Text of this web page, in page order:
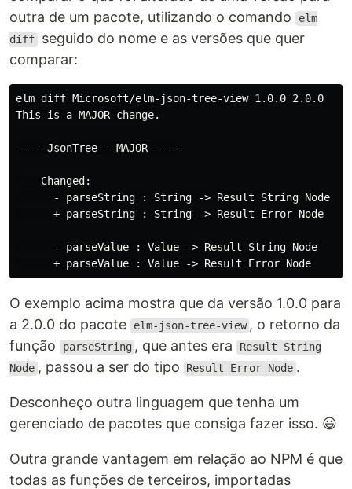
outra de um pacote, utilizando o comando
elm
diff seguido do nome e as versões que quer
comparar:
elm diff Microsoft/elm-json-tree-view 1.0.0 2.0.0
This is a MAJOR change.
---- JsonTree - MAJOR ----
    Changed:
      - parseString : String -> Result String Node
      + parseString : String -> Result Error Node
      - parseValue : Value -> Result String Node
O exemplo acima mostra que da versão 1.0.0 para
a 2.0.0 do pacote
elm-json-tree-view , o retorno da
função
parseString , que antes era Result String
Node , passou a ser do tipo Result Error Node .
Desconheço outra linguagem que tenha um
gerenciado de pacotes que consiga fazer isso. 😃
Outra grande vantagem em relação ao NPM é que
todas as funções de terceiros, importadas